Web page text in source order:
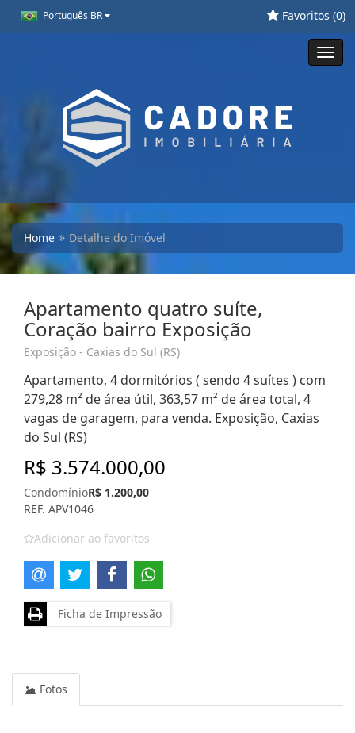
Português BR Favoritos (0)
Home Detalhe do Imóvel
Apartamento quatro suíte,
Coração bairro Exposição
Exposição - Caxias do Sul (RS)
Apartamento, 4 dormitórios ( sendo 4 suítes ) com
279,28 m² de área útil, 363,57 m² de área total, 4
vagas de garagem, para venda. Exposição, Caxias
do Sul (RS)
R$ 3.574.000,00
CondomínioR$ 1.200,00
REF. APV1046
Adicionar ao favoritos
Ficha de Impressão
Fotos